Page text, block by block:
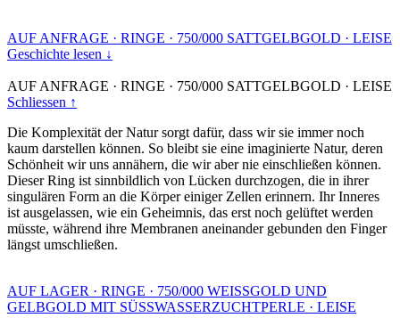
AUF ANFRAGE · RINGE · 750/000 SATTGELBGOLD · LEISE
Geschichte lesen ↓
AUF ANFRAGE · RINGE · 750/000 SATTGELBGOLD · LEISE
Schliessen ↑
Die Komplexität der Natur sorgt dafür, dass wir sie immer noch
kaum darstellen können. So bleibt sie eine imaginierte Natur, deren
Schönheit wir uns annähern, die wir aber nie einschließen können.
Dieser Ring ist sinnbildlich von Lücken durchzogen, die in ihrer
singulären Form an die Körper einiger Zellen erinnern. Ihr Inneres
ist ausgelassen, wie ein Geheimnis, das erst noch gelüftet werden
müsste, während ihre Membranen aneinander gebunden den Finger
längst umschließen.
AUF LAGER · RINGE · 750/000 WEISSGOLD UND
GELBGOLD MIT SÜSSWASSERZUCHTPERLE · LEISE